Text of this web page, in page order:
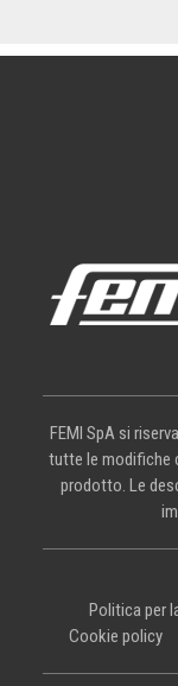
FEMI SpA si
tutte le modifiche
prodotto. Le
Politica per
Cookie policy